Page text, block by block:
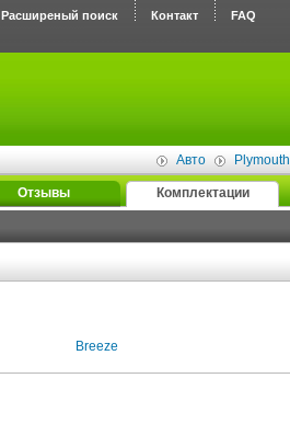
Расширеный поиск Контакт FAQ
Авто Plymouth
Отзывы Комплектации
Breeze